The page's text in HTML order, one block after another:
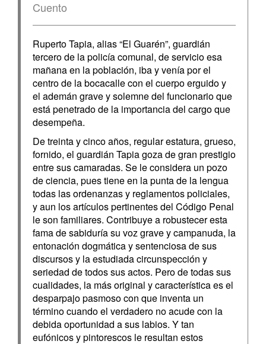
Cuento
Ruperto Tapia, alias “El Guarén”, guardián
tercero de la policía comunal, de servicio esa
mañana en la población, iba y venía por el
centro de la bocacalle con el cuerpo erguido y
el ademán grave y solemne del funcionario que
está penetrado de la importancia del cargo que
desempeña.
De treinta y cinco años, regular estatura, grueso,
fornido, el guardián Tapia goza de gran prestigio
entre sus camaradas. Se le considera un pozo
de ciencia, pues tiene en la punta de la lengua
todas las ordenanzas y reglamentos policiales,
y aun los artículos pertinentes del Código Penal
le son familiares. Contribuye a robustecer esta
fama de sabiduría su voz grave y campanuda, la
entonación dogmática y sentenciosa de sus
discursos y la estudiada circunspección y
seriedad de todos sus actos. Pero de todas sus
cualidades, la más original y característica es el
desparpajo pasmoso con que inventa un
término cuando el verdadero no acude con la
debida oportunidad a sus labios. Y tan
eufónicos y pintorescos le resultan estos